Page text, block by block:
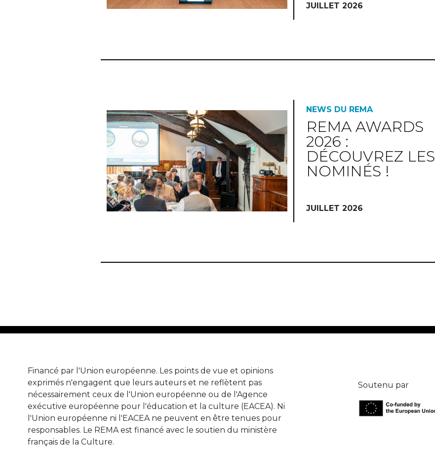
JUILLET 2026
NEWS DU REMA
REMA AWARDS
2026 :
DÉCOUVREZ LES
NOMINÉS !
JUILLET 2026
Financé par l'Union européenne. Les points de vue et opinions
exprimés n'engagent que leurs auteurs et ne reflètent pas
nécessairement ceux de l'Union européenne ou de l'Agence
exécutive européenne pour l'éducation et la culture (EACEA). Ni
l'Union européenne ni l'EACEA ne peuvent en être tenues pour
responsables. Le REMA est financé avec le soutien du ministère
français de la Culture.
Soutenu par